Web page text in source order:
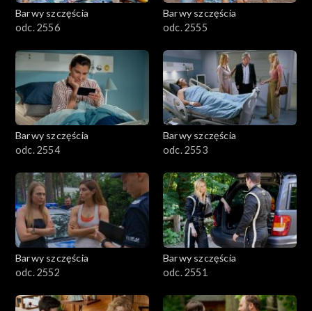
Barwy szczęścia
odc. 2556
Barwy szczęścia
odc. 2555
Barwy szczęścia
odc. 2554
Barwy szczęścia
odc. 2553
Barwy szczęścia
odc. 2552
Barwy szczęścia
odc. 2551